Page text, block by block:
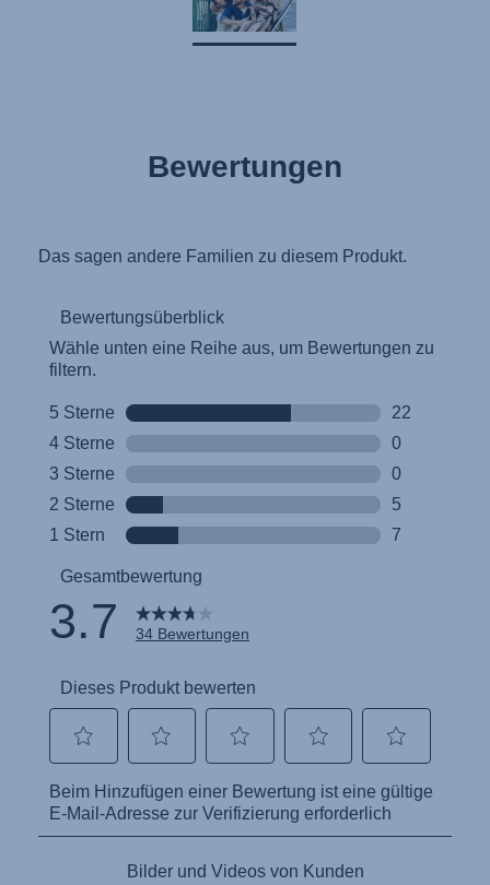
Käyttöohjeet (Suomi)
Naudojimo instrukcija (Lietuvių kalba)
Instrucţiuni de utilizare (Limba română)
Navodila za uporabo (Slovenščina)
Bruksanvisning (Svenska)
Bewertungen